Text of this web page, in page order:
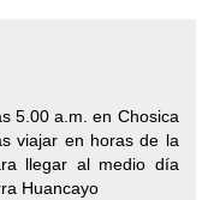
5.00 a.m. en Chosica
viajar en horas de la
llegar al medio día
Huancayo